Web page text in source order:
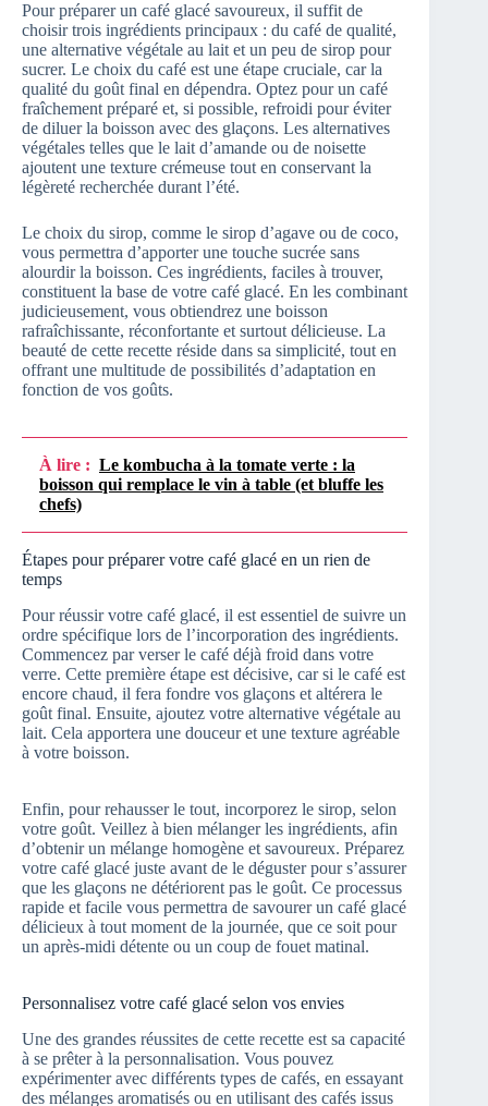
Pour préparer un café glacé savoureux, il suffit de
choisir trois ingrédients principaux : du café de qualité,
une alternative végétale au lait et un peu de sirop pour
sucrer. Le choix du café est une étape cruciale, car la
qualité du goût final en dépendra. Optez pour un café
fraîchement préparé et, si possible, refroidi pour éviter
de diluer la boisson avec des glaçons. Les alternatives
végétales telles que le lait d’amande ou de noisette
ajoutent une texture crémeuse tout en conservant la
légèreté recherchée durant l’été.
Le choix du sirop, comme le sirop d’agave ou de coco,
vous permettra d’apporter une touche sucrée sans
alourdir la boisson. Ces ingrédients, faciles à trouver,
constituent la base de votre café glacé. En les combinant
judicieusement, vous obtiendrez une boisson
rafraîchissante, réconfortante et surtout délicieuse. La
beauté de cette recette réside dans sa simplicité, tout en
offrant une multitude de possibilités d’adaptation en
fonction de vos goûts.
À lire : Le kombucha à la tomate verte : la
boisson qui remplace le vin à table (et bluffe les
chefs)
Étapes pour préparer votre café glacé en un rien de
temps
Pour réussir votre café glacé, il est essentiel de suivre un
ordre spécifique lors de l’incorporation des ingrédients.
Commencez par verser le café déjà froid dans votre
verre. Cette première étape est décisive, car si le café est
encore chaud, il fera fondre vos glaçons et altérera le
goût final. Ensuite, ajoutez votre alternative végétale au
lait. Cela apportera une douceur et une texture agréable
à votre boisson.
Enfin, pour rehausser le tout, incorporez le sirop, selon
votre goût. Veillez à bien mélanger les ingrédients, afin
d’obtenir un mélange homogène et savoureux. Préparez
votre café glacé juste avant de le déguster pour s’assurer
que les glaçons ne détériorent pas le goût. Ce processus
rapide et facile vous permettra de savourer un café glacé
délicieux à tout moment de la journée, que ce soit pour
un après-midi détente ou un coup de fouet matinal.
Personnalisez votre café glacé selon vos envies
Une des grandes réussites de cette recette est sa capacité
à se prêter à la personnalisation. Vous pouvez
expérimenter avec différents types de cafés, en essayant
des mélanges aromatisés ou en utilisant des cafés issus